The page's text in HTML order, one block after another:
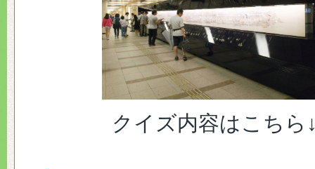
クイズ内容はこちら